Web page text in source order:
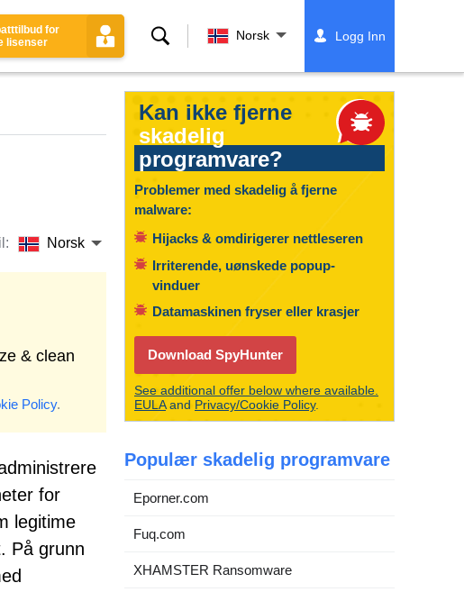
for
lisenser
Søk Norsk Logg Inn
Norsk
& clean
Policy.
for
legitime
På grunn
Kan ikke fjerne
skadelig
programvare?
Problemer med skadelig å fjerne
malware:
Hijacks & omdirigerer nettleseren
Irriterende, uønskede popup-
vinduer
Datamaskinen fryser eller krasjer
Download SpyHunter
See additional offer below where available.
EULAand Privacy/Cookie Policy.
Populær skadelig programvare
Eporner.com
Fuq.com
XHAMSTER Ransomware